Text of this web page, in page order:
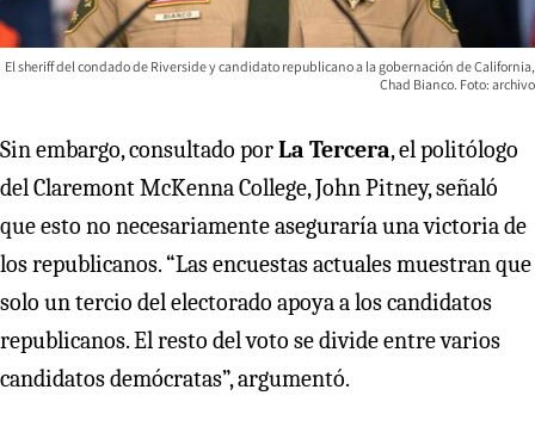
El sheriff del condado de Riverside y candidato republicano a la gobernación de California,
Chad Bianco. Foto: archivo
Sin embargo, consultado porLa Tercera, el politólogo
del Claremont McKenna College, John Pitney, señaló
que esto no necesariamente aseguraría una victoria de
los republicanos. “Las encuestas actuales muestran que
solo un tercio del electorado apoya a los candidatos
republicanos. El resto del voto se divide entre varios
candidatos demócratas”, argumentó.